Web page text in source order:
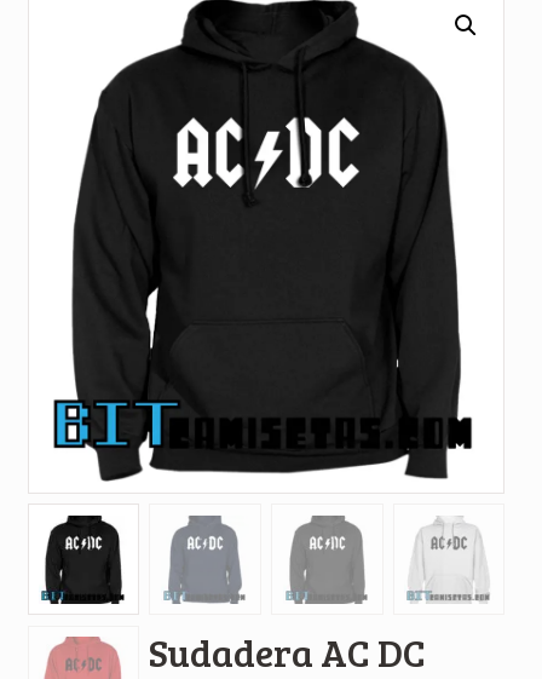
Sudadera AC DC